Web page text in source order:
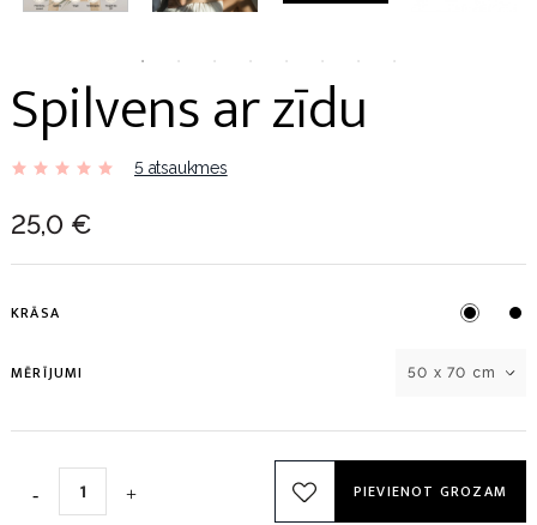
Spilvens ar zīdu
5 atsaukmes
25,0 €
KRĀSA
MĒRĪJUMI 50 x 70 cm
PIEVIENOT GROZAM